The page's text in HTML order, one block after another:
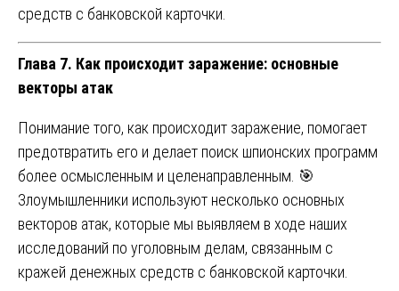
средств с банковской карточки.
Глава 7. Как происходит заражение: основные
векторы атак
Понимание того, как происходит заражение, помогает
предотвратить его и делает поиск шпионских программ
более осмысленным и целенаправленным. 🎯
Злоумышленники используют несколько основных
векторов атак, которые мы выявляем в ходе наших
исследований по уголовным делам, связанным с
кражей денежных средств с банковской карточки.